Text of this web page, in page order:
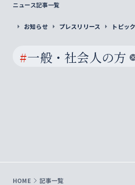
ニュース記事一覧
お知らせ プレスリリース トピッ
#一般・社会人の方
HOME 記事一覧